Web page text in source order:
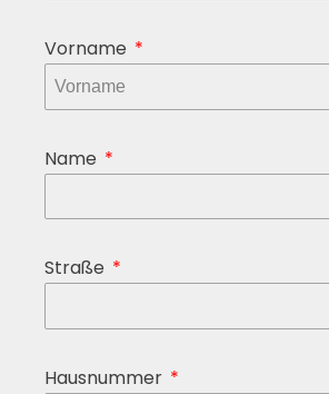
Vorname
Name
Straße
Hausnummer